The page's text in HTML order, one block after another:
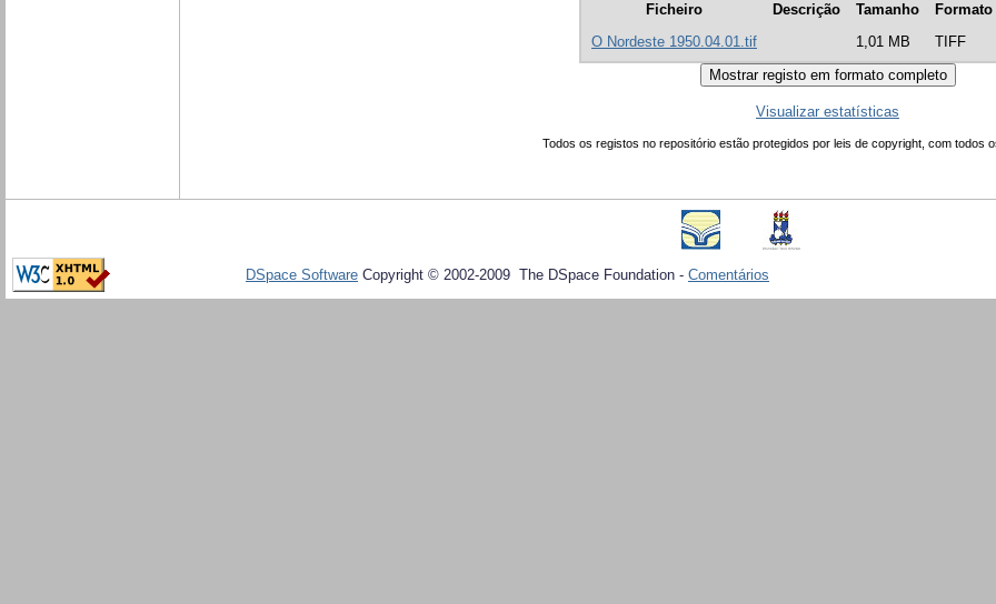
Ficheiro Descrição Tamanho
Formato
O Nordeste 1950.04.01.tif
1,01 MB TIFF
Visualizar estatísticas
Todos os registos no repositório estão protegidos por leis de copyright, com todos
DSpace Software Copyright © 2002-2009 The DSpace Foundation - Comentários